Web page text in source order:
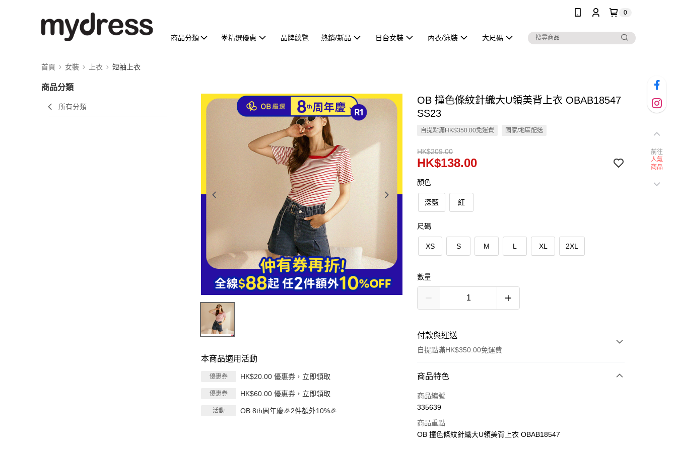
0
商品分類 🌟精選優惠 品牌總覽 熱銷/新品 日台女裝 內衣/泳裝 大尺碼
首頁 女裝 上衣 短袖上衣
商品分類
所有分類
本商品適用活動
優惠券 HK$20.00 優惠券，立即領取
優惠券 HK$60.00 優惠券，立即領取
活動 OB 8th周年慶🎉2件額外10%🎉
OB 撞色條紋針織大U領美背上衣 OBAB18547
SS23
自提點滿HK$350.00免運費 國家/地區配送
HK$209.00
HK$138.00
顏色
深藍 紅
尺碼
XS S M L XL 2XL
數量
付款與運送
自提點滿HK$350.00免運費
付款方式
信用卡
AlipayHK
商品特色
商品編號
335639
商品重點
OB 撞色條紋針織大U領美背上衣 OBAB18547
前往
人氣
商品